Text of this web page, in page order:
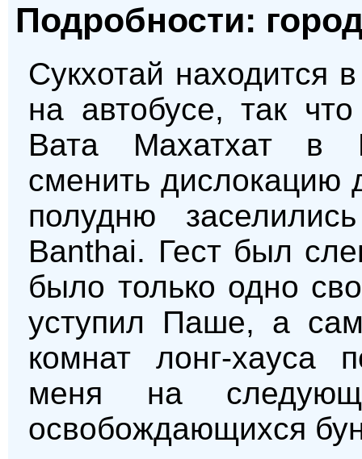
Подробности:
Сукхотай находится
на автобусе, так
Вата Махатхат в
сменить дислокацию
полудню
Banthai. Гест был
было только одно
уступил Паше, а
комнат лонг-хауса
меня на
освобождающихся